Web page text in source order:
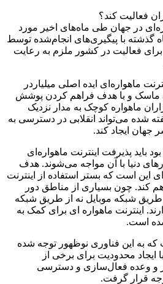
در جهان طی ماه‌های اخیر مورد
گذشته با پیگیری‌های انجام‌شده توسط
برای فعالیت در کشور ملزم به رعایت
ماهواره‌ای ایده اصلی میلیاردر
ماسک و با هدف فراهم کردن پوشش
ماهواره کوچک به مدار نزدیک
شده می‌تواند انقلابی در دسترسی به
جهان ایجاد کند.
باید پذیرفت اینترنت ماهواره‌ای
دنیا با آن مواجه می‌شوند. هدف
این است که بستر استفاده از اینترنت
کند. چون بسیاری از مناطق دور
از طریق شبکه موبایل نه از طریق شبکه
اینترنت ماهواره ای برای کمک به
است.
به این فناوری نوظهور توجه شده
محدودیت برای برخی از
و وعده فعال‌سازی و دسترسی
قرار گرفت.